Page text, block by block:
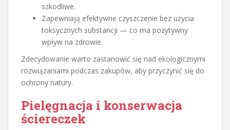
szkodliwe.
Zapewniają efektywne czyszczenie bez użycia
toksycznych substancji — co ma pozytywny
wpływ na zdrowie.
Zdecydowanie warto zastanowić się nad ekologicznymi
rozwiązaniami podczas zakupów, aby przyczynić się do
ochrony natury.
Pielęgnacja i konserwacja
ściereczek